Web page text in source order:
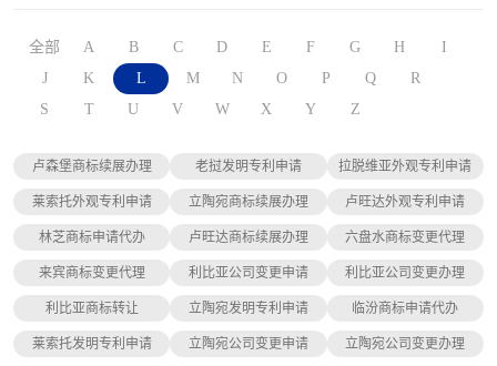
全部 A B C D E F G H
I
J
K L M N O P Q
R
S
T U V W X Y Z
卢森堡商标续展办理 老挝发明专利申请 拉脱维亚外观专利申请
莱索托外观专利申请 立陶宛商标续展办理 卢旺达外观专利申请
林芝商标申请代办 卢旺达商标续展办理 六盘水商标变更代理
来宾商标变更代理 利比亚公司变更申请 利比亚公司变更办理
利比亚商标转让 立陶宛发明专利申请 临汾商标申请代办
莱索托发明专利申请 立陶宛公司变更申请 立陶宛公司变更办理